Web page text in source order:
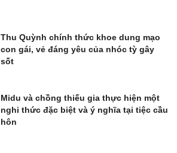
Thu Quỳnh chính thức khoe dung mạo
con gái, vẻ đáng yêu của nhóc tỳ gây
sốt
Midu và chồng thiếu gia thực hiện một
nghi thức đặc biệt và ý nghĩa tại tiệc cầu
hôn